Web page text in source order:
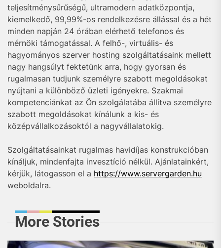
teljesítménysűrűségű, ultramodern adatközpontja,
kiemelkedő, 99,99%-os rendelkezésre állással és a hét
minden napján 24 órában elérhető telefonos és
mérnöki támogatással. A felhő-, virtuális- és
hagyományos szerver hosting szolgáltatásaink mellett
nagy hangsúlyt fektetünk arra, hogy gyorsan és
rugalmasan tudjunk személyre szabott megoldásokat
nyújtani a különböző üzleti igényekre. Szakmai
kompetenciánkat az Ön szolgálatába állítva személyre
szabott megoldásokat kínálunk a kis- és
középvállalkozásoktól a nagyvállalatokig.
Szolgáltatásainkat rugalmas havidíjas konstrukcióban
kínáljuk, mindenfajta invesztíció nélkül. Ajánlatainkért,
kérjük, látogasson el a https://www.servergarden.hu
weboldalra.
More Stories